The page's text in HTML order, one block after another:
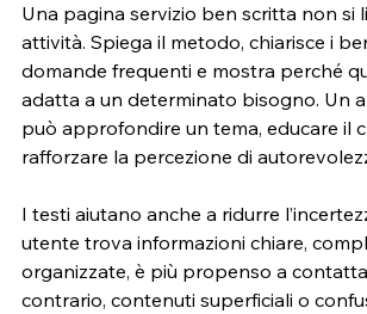
Una pagina servizio ben scritta non si
attività. Spiega il metodo, chiarisce i
domande frequenti e mostra perché
adatta a un determinato bisogno. Un
può approfondire un tema, educare il
rafforzare la percezione di
I testi aiutano anche a ridurre
utente trova informazioni chiare,
organizzate, è più propenso a
contrario, contenuti superficiali o